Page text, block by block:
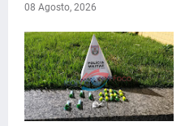
08 Agosto, 2026